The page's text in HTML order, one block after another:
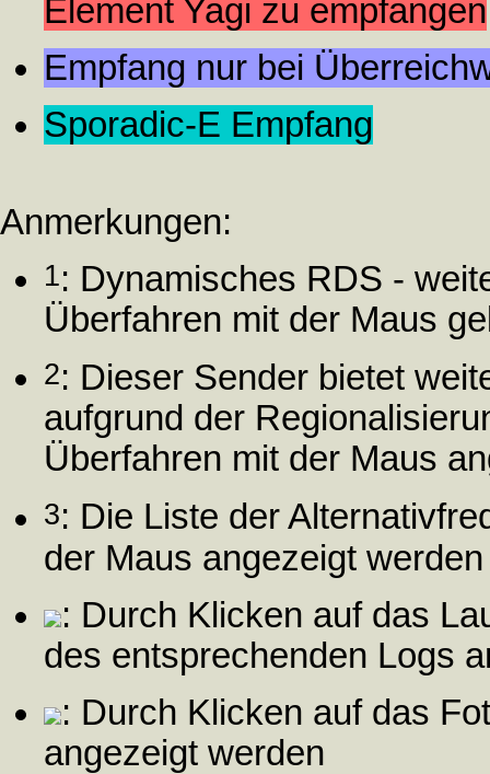
Element Yagi zu empfangen
Empfang nur bei
Sporadic-E Empfang
Anmerkungen:
1: Dynamisches RDS -
Überfahren mit der Maus
2: Dieser Sender bietet
aufgrund der
Überfahren mit der Maus
3: Die Liste der
der Maus angezeigt werden
: Durch Klicken auf das
des entsprechenden Logs
: Durch Klicken auf das
angezeigt werden